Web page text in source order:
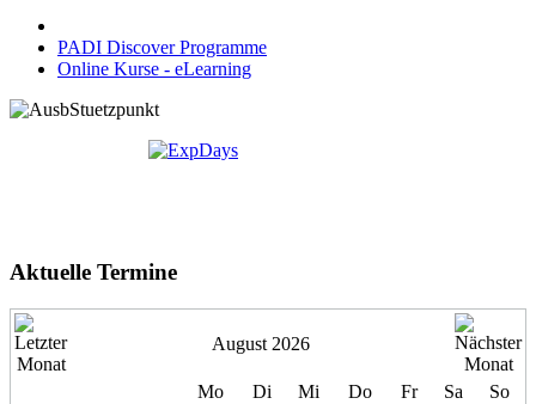
PADI Discover Programme
Online Kurse - eLearning
Aktuelle Termine
August 2026
Mo Di Mi Do Fr Sa
So